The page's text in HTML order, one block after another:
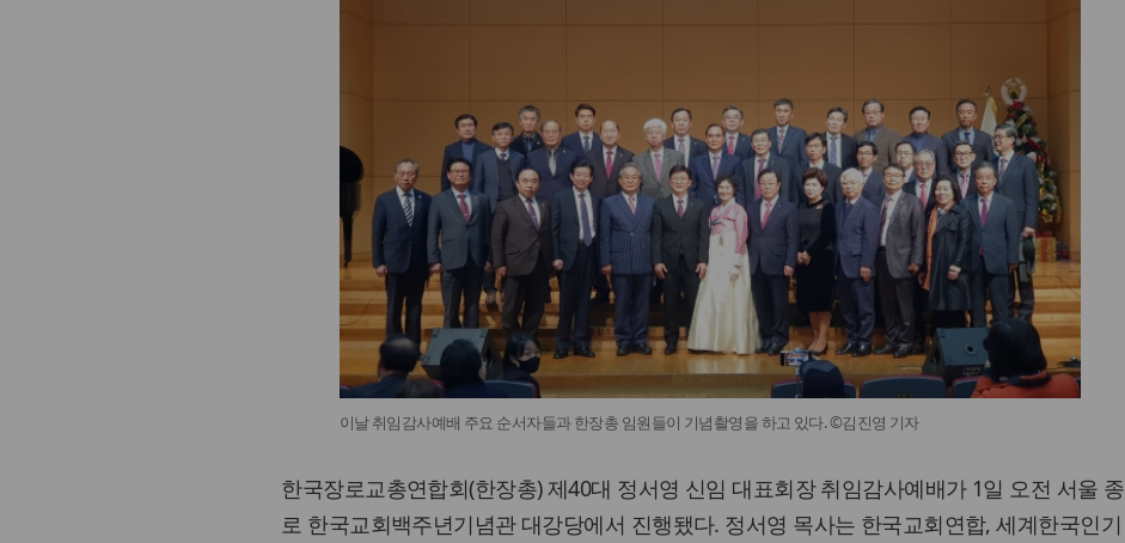
이날 취임감사예배 주요 순서자들과 한장총 임원들이 기념촬영을 하고 있다. ©김진영 기자
한국장로교총연합회(한장총) 제40대 정서영 신임 대표회장 취임감사예배가 1일 오전 서울 종
로 한국교회백주년기념관 대강당에서 진행됐다. 정서영 목사는 한국교회연합, 세계한국인기